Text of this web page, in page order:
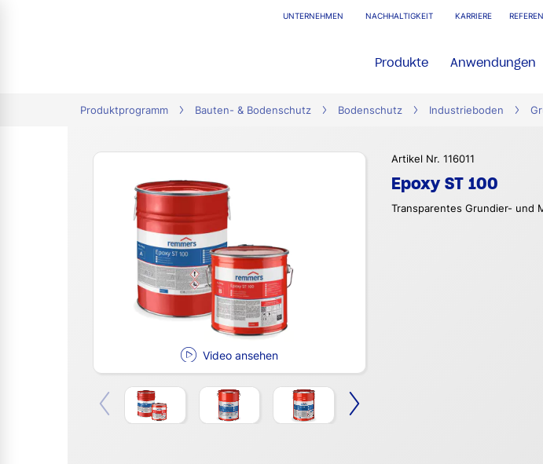
UNTERNEHMEN NACHHALTIGKEIT KARRIERE
Produkte Anwendungen
Produktprogramm Bauten- & Bodenschutz Bodenschutz Industrieboden
Video ansehen
Artikel Nr. 116011
Epoxy ST 100
Transparentes Grundier- und